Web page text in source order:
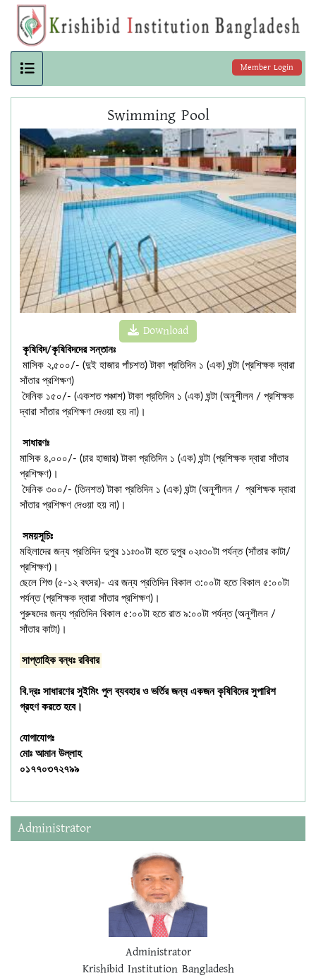
Member Login
Swimming Pool
Download
কৃষিবিদ/কৃষিবিদদের সন্তানঃ
মাসিক ২,৫০০/- (দুই হাজার পাঁচশত) টাকা প্রতিদিন ১ (এক) ঘন্টা (প্রশিক্ষক দ্বারা
সাঁতার প্রশিক্ষণ)
দৈনিক ১৫০/- (একশত পঞ্চাশ) টাকা প্রতিদিন ১ (এক) ঘন্টা (অনুশীলন / প্রশিক্ষক
দ্বারা সাঁতার প্রশিক্ষণ দেওয়া হয় না)।
সাধারণঃ
মাসিক ৪,০০০/- (চার হাজার) টাকা প্রতিদিন ১ (এক) ঘন্টা (প্রশিক্ষক দ্বারা সাঁতার
প্রশিক্ষণ)।
দৈনিক ৩০০/- (তিনশত) টাকা প্রতিদিন ১ (এক) ঘন্টা (অনুশীলন / প্রশিক্ষক দ্বারা
সাঁতার প্রশিক্ষণ দেওয়া হয় না)।
সময়সূচিঃ
মহিলাদের জন্য প্রতিদিন দুপুর ১১ঃ৩০টা হতে দুপুর ০২ঃ৩০টা পর্যন্ত (সাঁতার কাটা/
প্রশিক্ষণ)।
ছেলে শিশু (৫-১২ বৎসর)- এর জন্য প্রতিদিন বিকাল ৩:০০টা হতে বিকাল ৫:০০টা
পর্যন্ত (প্রশিক্ষক দ্বারা সাঁতার প্রশিক্ষণ)।
পুরুষদের জন্য প্রতিদিন বিকাল ৫:০০টা হতে রাত ৯:০০টা পর্যন্ত (অনুশীলন /
সাঁতার কাটা)।
সাপ্তাহিক বন্ধঃ রবিবার
বি.দ্রঃ সাধারণের সুইমিং পুল ব্যবহার ও ভর্তির জন্য একজন কৃষিবিদের সুপারিশ
গ্রহণ করতে হবে।
যোগাযোগঃ
মোঃ আমান উল্লাহ
০১৭৭০৩৭২৭৯৯
Administrator
Administrator
Krishibid Institution Bangladesh